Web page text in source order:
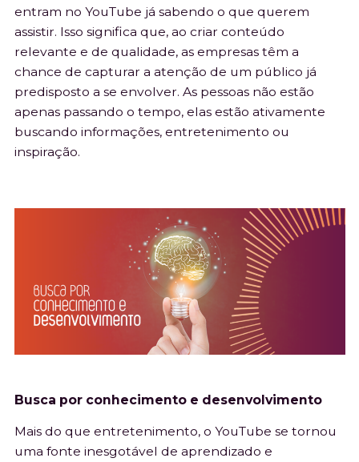
entram no YouTube já sabendo o que querem
assistir. Isso significa que, ao criar conteúdo
relevante e de qualidade, as empresas têm a
chance de capturar a atenção de um público já
predisposto a se envolver. As pessoas não estão
apenas passando o tempo, elas estão ativamente
buscando informações, entretenimento ou
inspiração.
Busca por conhecimento e desenvolvimento
Mais do que entretenimento, o YouTube se tornou
uma fonte inesgotável de aprendizado e